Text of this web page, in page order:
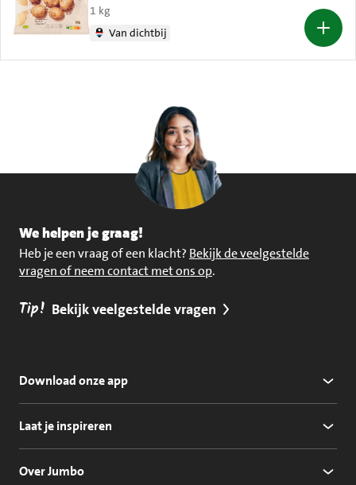
1 kg
Van dichtbij
We helpen je graag!
Heb je een vraag of een klacht? Bekijk de veelgestelde
vragen of neem contact met ons op.
Tip! Bekijk veelgestelde vragen
Download onze app
Laat je inspireren
Over Jumbo